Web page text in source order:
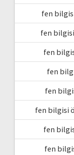
fen
fen
fen
fen
fen
fen bilgisi
fen
fen